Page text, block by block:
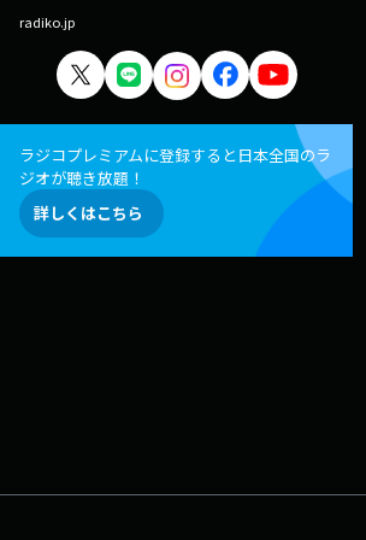
radiko.jp
ラジコプレミアムに登録すると日本全国のラ
ジオが聴き放題！
詳しくはこちら